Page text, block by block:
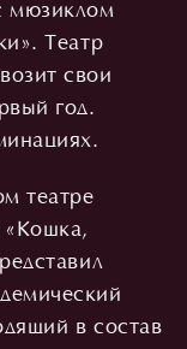
мюзиклом
Театр
свои
год.
театре
«Кошка,
в состав